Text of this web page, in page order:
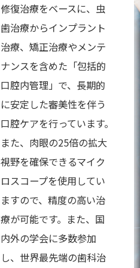
修復治療をベースに、虫
歯治療からインプラント
治療、矯正治療やメンテ
ナンスを含めた「包括的
口腔内管理」で、長期的
に安定した審美性を伴う
口腔ケアを行っています。
また、肉眼の25倍の拡大
視野を確保できるマイク
ロスコープを使用してい
ますので、精度の高い治
療が可能です。また、国
内外の学会に多数参加
し、世界最先端の歯科治